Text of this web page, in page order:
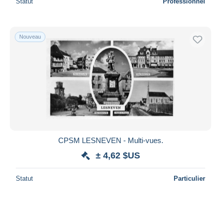
Nouveau
CPSM LESNEVEN - Multi-vues.
± 4,62 $US
Statut Particulier